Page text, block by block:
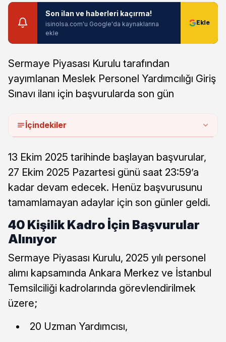
Son ilan ve haberleri kaçırma!
isinolsa.com'u Google'da kaynaklarına
ekle
Sermaye Piyasası Kurulu tarafından
yayımlanan Meslek Personel Yardımcılığı Giriş
Sınavı ilanı için başvurularda son gün
İçindekiler
13 Ekim 2025 tarihinde başlayan başvurular,
27 Ekim 2025 Pazartesi günü saat 23:59’a
kadar devam edecek. Henüz başvurusunu
tamamlamayan adaylar için son günler geldi.
40 Kişilik Kadro İçin Başvurular
Alınıyor
Sermaye Piyasası Kurulu, 2025 yılı personel
alımı kapsamında Ankara Merkez ve İstanbul
Temsilciliği kadrolarında görevlendirilmek
üzere;
20 Uzman Yardımcısı,